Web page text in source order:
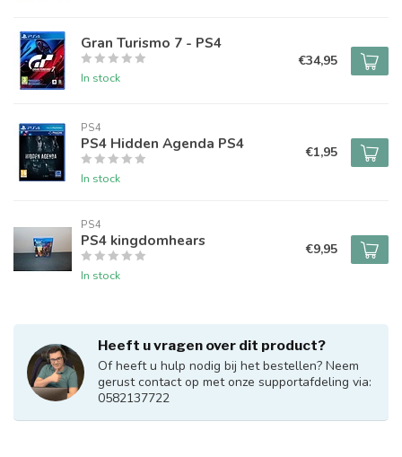
Gran Turismo 7 - PS4
In stock
€34,95
PS4
PS4 Hidden Agenda PS4
In stock
€1,95
PS4
PS4 kingdomhears
In stock
€9,95
Heeft u vragen over dit product?
Of heeft u hulp nodig bij het bestellen? Neem
gerust contact op met onze supportafdeling via:
0582137722